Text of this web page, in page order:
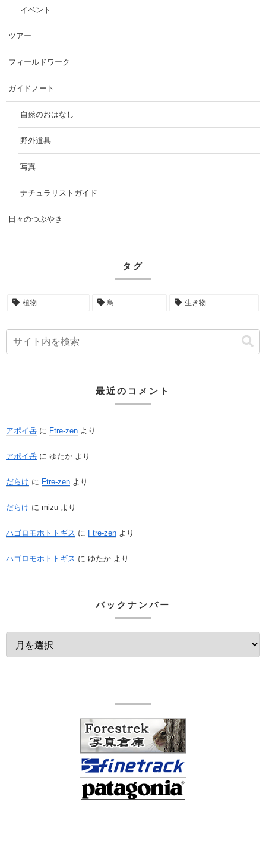
イベント
ツアー
フィールドワーク
ガイドノート
自然のおはなし
野外道具
写真
ナチュラリストガイド
日々のつぶやき
タグ
植物 鳥 生き物
最近のコメント
アポイ岳 に Ftre-zen より
アポイ岳 に ゆたか より
だらけ に Ftre-zen より
だらけ に mizu より
ハゴロモホトトギス に Ftre-zen より
ハゴロモホトトギス に ゆたか より
バックナンバー